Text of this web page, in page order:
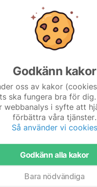
träning
16:27 0
19:03 1
träning tisdag 28/7
Godkänn kakor
oss av kakor
ska fungera bra för
webbanalys i syfte att
förbättra våra tjänster.
Så använder vi cookies
Godkänn alla kakor
Bara nödvändiga